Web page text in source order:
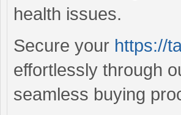
health issues.
Secure your https://
effortlessly through
seamless buying